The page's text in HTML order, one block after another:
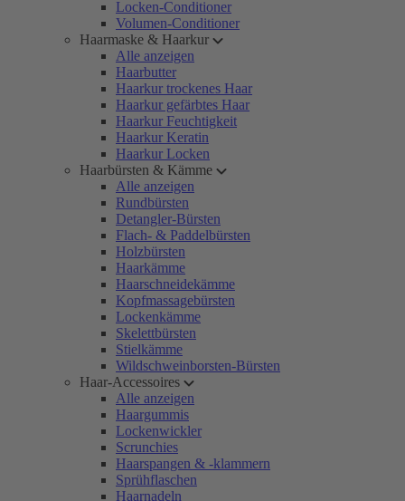
Locken-Conditioner
Volumen-Conditioner
Haarmaske & Haarkur
Alle anzeigen
Haarbutter
Haarkur trockenes Haar
Haarkur gefärbtes Haar
Haarkur Feuchtigkeit
Haarkur Keratin
Haarkur Locken
Haarbürsten & Kämme
Alle anzeigen
Rundbürsten
Detangler-Bürsten
Flach- & Paddelbürsten
Holzbürsten
Haarkämme
Haarschneidekämme
Kopfmassagebürsten
Lockenkämme
Skelettbürsten
Stielkämme
Wildschweinborsten-Bürsten
Haar-Accessoires
Alle anzeigen
Haargummis
Lockenwickler
Scrunchies
Haarspangen & -klammern
Sprühflaschen
Haarnadeln